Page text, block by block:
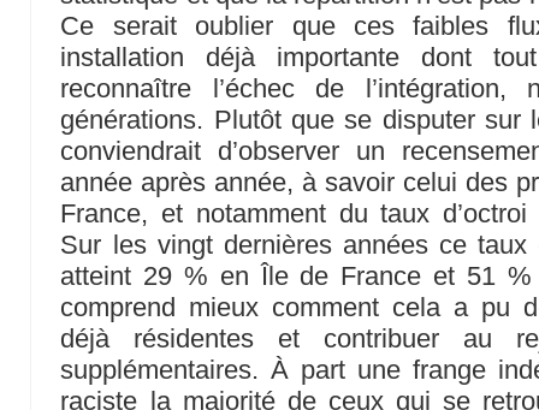
Ce serait oublier que ces faibles
installation déjà importante dont
reconnaître l’échec de l’intégration,
générations. Plutôt que se disputer sur
conviendrait d’observer un
année après année, à savoir celui des
France, et notamment du taux
Sur les vingt dernières années ce
atteint 29 % en Île de France et 51 %
comprend mieux comment cela a pu
déjà résidentes et contribuer au
supplémentaires. À part une frange
raciste la majorité de ceux qui se